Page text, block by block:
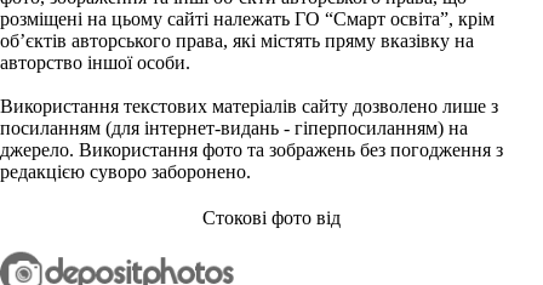
розміщені на цьому сайті належать ГО “Смарт освіта”, крім
об’єктів авторського права, які містять пряму вказівку на
авторство іншої особи.
Використання текстових матеріалів сайту дозволено лише з
посиланням (для інтернет-видань - гіперпосиланням) на
джерело. Використання фото та зображень без погодження з
редакцією суворо заборонено.
Стокові фото від